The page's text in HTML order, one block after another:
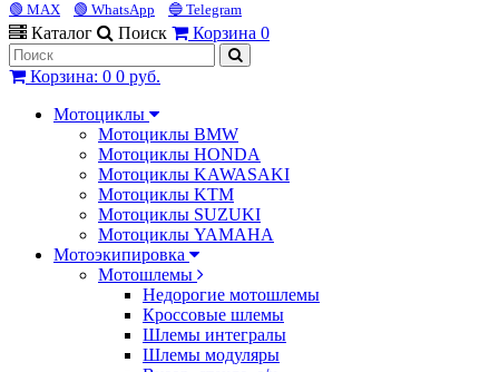
🟢 MAX 🟢 WhatsApp 🔵 Telegram
Каталог Поиск Корзина 0
Корзина: 0 0 руб.
Мотоциклы
Мотоциклы BMW
Мотоциклы HONDA
Мотоциклы KAWASAKI
Мотоциклы KTM
Мотоциклы SUZUKI
Мотоциклы YAMAHA
Мотоэкипировка
Мотошлемы
Недорогие мотошлемы
Кроссовые шлемы
Шлемы интегралы
Шлемы модуляры